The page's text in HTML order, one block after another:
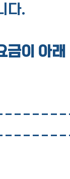
다.
금이 아래